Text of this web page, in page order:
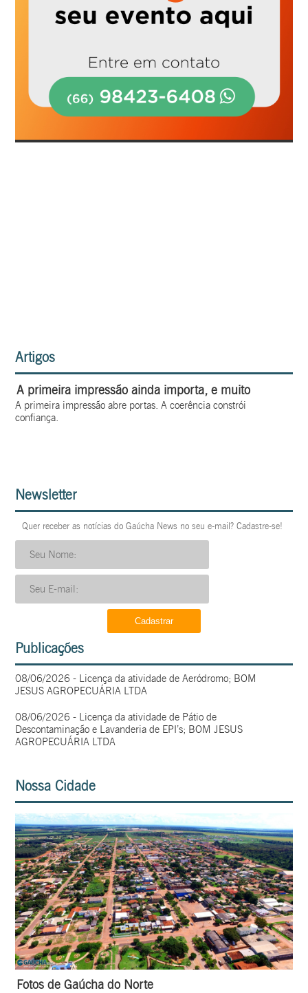
Artigos
A primeira impressão ainda importa, e muito
A primeira impressão abre portas. A coerência constrói
confiança.
Newsletter
Quer receber as notícias do Gaúcha News no seu e-mail? Cadastre-se!
Publicações
08/06/2026 - Licença da atividade de Aeródromo; BOM
JESUS AGROPECUÁRIA LTDA
08/06/2026 - Licença da atividade de Pátio de
Descontaminação e Lavanderia de EPI’s; BOM JESUS
AGROPECUÁRIA LTDA
Nossa Cidade
Fotos de Gaúcha do Norte